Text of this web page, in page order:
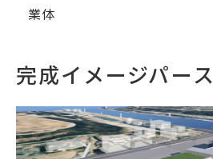
業体
完成イメージパース